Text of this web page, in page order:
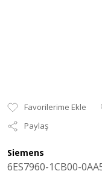
Paylaş
Siemens
6ES7960-1CB00-